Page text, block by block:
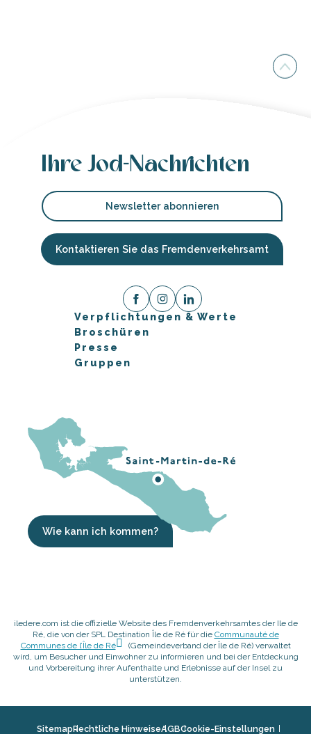
Ihre Jod-Nachrichten
Newsletter abonnieren
Kontaktieren Sie das Fremdenverkehrsamt
Verpflichtungen & Werte
Broschüren
Presse
Gruppen
Wie kann ich kommen?
iledere.com ist die offizielle Website des Fremdenverkehrsamtes der Ile de
Ré, die von der SPL Destination Île de Ré für die Communauté de
Communes de l’Île de Ré
(Gemeindeverband der Île de Ré) verwaltet
wird, um Besucher und Einwohner zu informieren und bei der Entdeckung
und Vorbereitung ihrer Aufenthalte und Erlebnisse auf der Insel zu
unterstützen.
SitemapRechtliche HinweiseAGBCookie-Einstellungen